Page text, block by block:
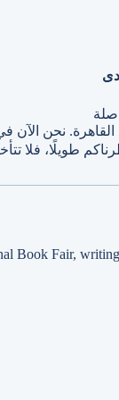
Book Fair,